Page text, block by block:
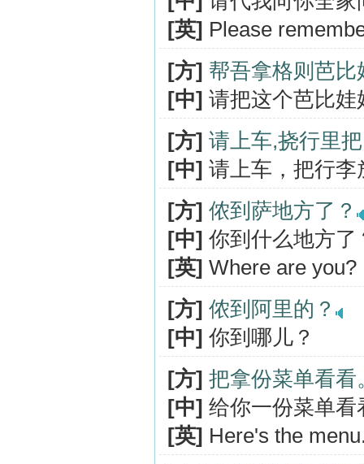
[英] Please
[方] 帮吾拿格则芭
[中] 请把这个芭比
[方] 请上车,挠行里
[中] 请上车，把行李
[方] 侬到萨地方了？
[中] 你到什么地方了
[英] Where are you?
[方] 侬到阿里的？
[中] 你到哪儿？
[方] 把拿份菜单看
[中] 给你一份菜单看
[英] Here's the